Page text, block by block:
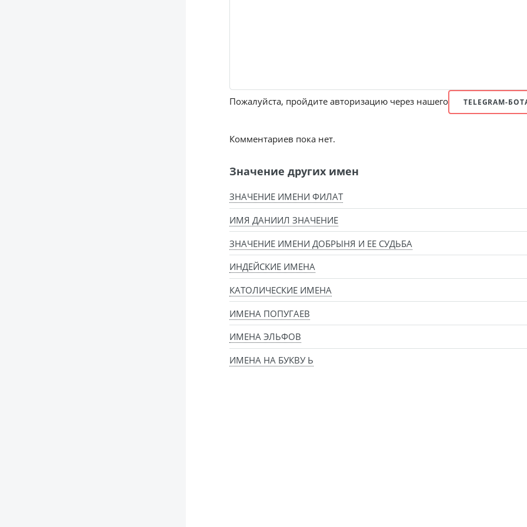
Пожалуйста, пройдите авторизацию через нашего TELEGRAM-
Комментариев пока нет.
Значение других имен
ЗНАЧЕНИЕ ИМЕНИ ФИЛАТ
ИМЯ ДАНИИЛ ЗНАЧЕНИЕ
ЗНАЧЕНИЕ ИМЕНИ ДОБРЫНЯ И ЕЕ СУДЬБА
ИНДЕЙСКИЕ ИМЕНА
КАТОЛИЧЕСКИЕ ИМЕНА
ИМЕНА ПОПУГАЕВ
ИМЕНА ЭЛЬФОВ
ИМЕНА НА БУКВУ Ь